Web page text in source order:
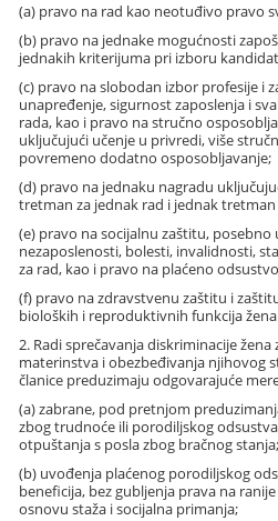
(a) pravo na rad kao neotuđivo pravo
(b) pravo na jednake mogućnosti
jednakih kriterijuma pri izboru
(c) pravo na slobodan izbor profesije i
unapređenje, sigurnost zaposlenja i
rada, kao i pravo na stručno
uključujući učenje u privredi, više
povremeno dodatno osposobljavanje;
(d) pravo na jednaku nagradu
tretman za jednak rad i jednak
(e) pravo na socijalnu zaštitu, posebno
nezaposlenosti, bolesti, invalidnosti,
za rad, kao i pravo na plaćeno
(f) pravo na zdravstvenu zaštitu i
bioloških i reproduktivnih funkcija
2. Radi sprečavanja diskriminacije
materinstva i obezbeđivanja njihovog
članice preduzimaju odgovarajuće
(a) zabrane, pod pretnjom
zbog trudnoće ili porodiljskog
otpuštanja s posla zbog bračnog stanja;
(b) uvođenja plaćenog porodiljskog
beneficija, bez gubljenja prava na
osnovu staža i socijalna primanja;